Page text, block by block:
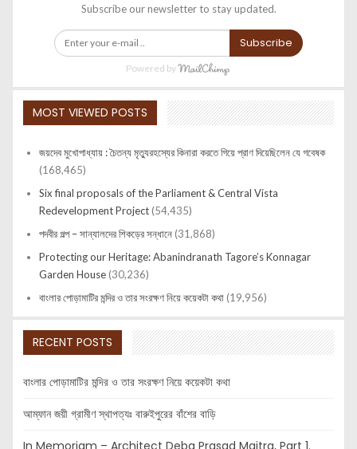
Subscribe our newsletter to stay updated.
Subscribe
Powered by
MOST VIEWED POSTS
জয়দেব মুখোপাধ্যায় : চৈতন্য মৃত্যুরহস্যের কিনারা করতে গিয়ে প্রাণ দিয়েছিলেন যে গবেষক
(168,465)
Six final proposals of the Parliament & Central Vista
Redevelopment Project (54,435)
পদবীর গল্প – সান্যালদের শিকড়ের সন্ধানে (31,868)
Protecting our Heritage: Abanindranath Tagore’s Konnagar
Garden House (30,236)
বাংলার পোড়ামাটির মন্দির ও তার সংরক্ষণ নিয়ে কয়েকটা কথা (19,956)
RECENT POSTS
বাংলার পোড়ামাটির মন্দির ও তার সংরক্ষণ নিয়ে কয়েকটা কথা
আম্ফান জয়ী গ্রামীণ স্থাপত্যঃ বারুইপুরের বাঁশের বাড়ি
In Memoriam – Architect Deba Prasad Maitra, Part 1.